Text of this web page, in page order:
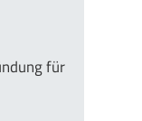
für